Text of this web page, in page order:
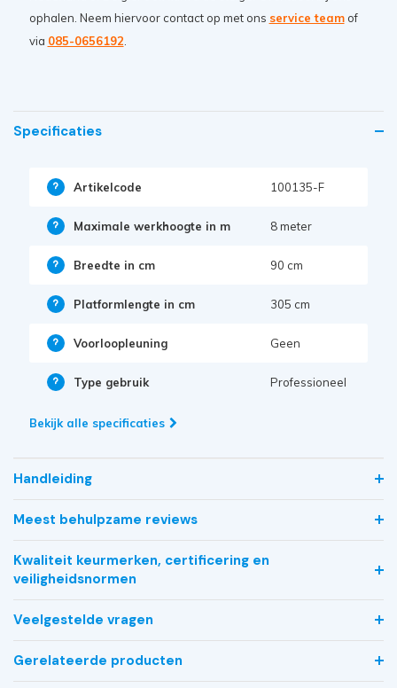
ophalen. Neem hiervoor contact op met ons service teamof
via 085-0656192
Specificaties
Artikelcode 100135-F
Maximale werkhoogte in m 8 meter
Breedte in cm 90 cm
Platformlengte in cm 305 cm
Voorloopleuning Geen
Type gebruik Professioneel
Bekijk alle specificaties
Handleiding
Meest behulpzame reviews
Kwaliteit keurmerken, certificering en
veiligheidsnormen
Veelgestelde vragen
Gerelateerde producten